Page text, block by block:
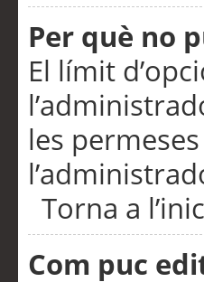
Per què no
El límit
les
Torna a
Com puc